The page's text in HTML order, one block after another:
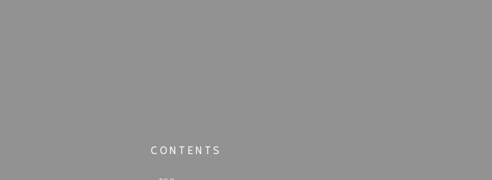
CONTENTS